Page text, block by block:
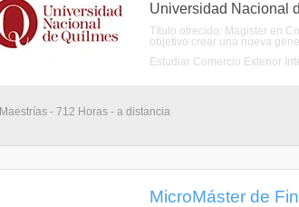
Universidad Nacional
Título ofrecido: Magister en
objetivo crear una nueva
Estudiar Comercio Exterior
Maestrías - 712 Horas - a distancia
MicroMáster de